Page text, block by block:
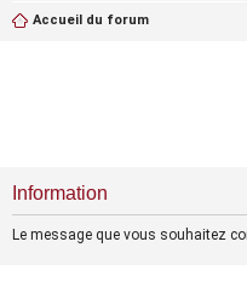
Accueil du forum
Information
Le message que vous souhaitez